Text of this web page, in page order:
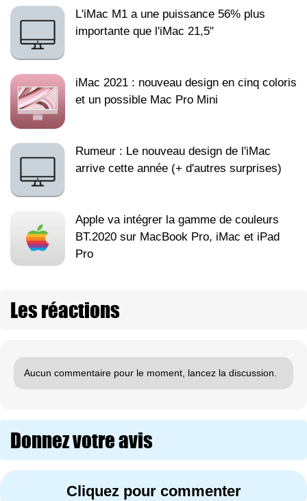
L'iMac M1 a une puissance 56% plus
importante que l'iMac 21,5"
iMac 2021 : nouveau design en cinq coloris
et un possible Mac Pro Mini
Rumeur : Le nouveau design de l'iMac
arrive cette année (+ d'autres surprises)
Apple va intégrer la gamme de couleurs
BT.2020 sur MacBook Pro, iMac et iPad
Pro
Les réactions
Aucun commentaire pour le moment, lancez la discussion.
Donnez votre avis
Cliquez pour commenter